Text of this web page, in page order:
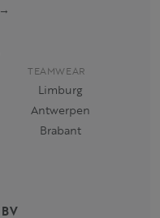
TEAMWEAR
Limburg
Antwerpen
Brabant